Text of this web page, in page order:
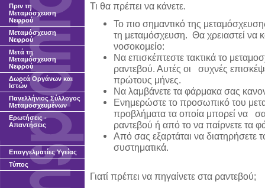
Πριν τη
Μεταμόσχευση
Νεφρού
Μεταμόσχευση
Νεφρού
Μετά τη
Μεταμόσχευση
Νεφρού
Δωρεά Οργάνων και
Ιστών
Πανελλήνιος Σύλλογος
Μεταμοσχευμένων
Ερωτήσεις -
Απαντήσεις
Επαγγελματίες Υγείας
Τύπος
Τι θα πρέπει να κάνετε.
Το πιο σημαντικό της
τη μεταμόσχευση. Θα χρειαστεί να
νοσοκομείο:
Να επισκέπτεστε τακτικά το
ραντεβού. Αυτές οι συχνές
πρώτους μήνες.
Να λαμβάνετε τα φάρμακα σας
Ενημερώστε το προσωπικό του
προβλήματα τα οποία μπορεί να
ραντεβού ή από το να παίρνετε τα
Από σας εξαρτάται να διατηρήσετε
συστηματικά.
Γιατί πρέπει να πηγαίνετε στα ραντεβού;